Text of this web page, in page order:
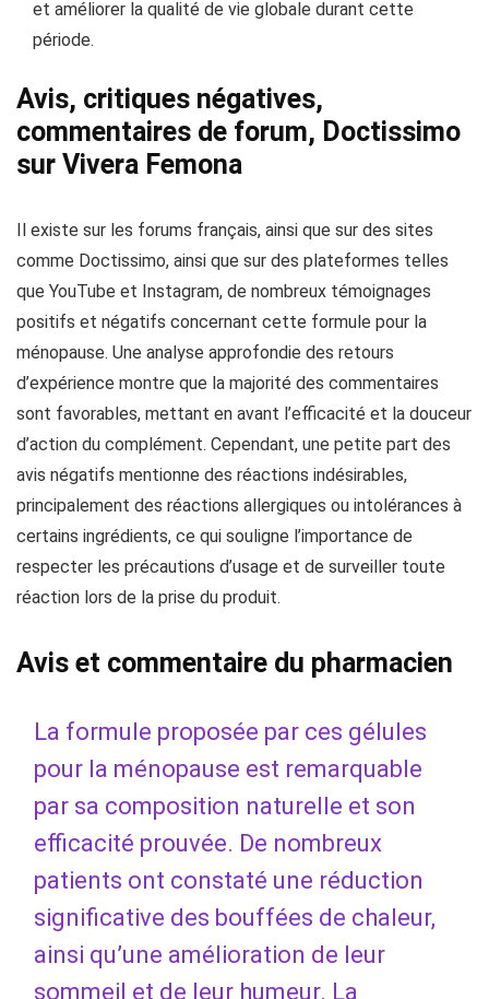
et améliorer la qualité de vie globale durant cette
période.
Avis, critiques négatives,
commentaires de forum, Doctissimo
sur Vivera Femona
Il existe sur les forums français, ainsi que sur des sites
comme Doctissimo, ainsi que sur des plateformes telles
que YouTube et Instagram, de nombreux témoignages
positifs et négatifs concernant cette formule pour la
ménopause. Une analyse approfondie des retours
d’expérience montre que la majorité des commentaires
sont favorables, mettant en avant l’efficacité et la douceur
d’action du complément. Cependant, une petite part des
avis négatifs mentionne des réactions indésirables,
principalement des réactions allergiques ou intolérances à
certains ingrédients, ce qui souligne l’importance de
respecter les précautions d’usage et de surveiller toute
réaction lors de la prise du produit.
Avis et commentaire du pharmacien
La formule proposée par ces gélules
pour la ménopause est remarquable
par sa composition naturelle et son
efficacité prouvée. De nombreux
patients ont constaté une réduction
significative des bouffées de chaleur,
ainsi qu’une amélioration de leur
sommeil et de leur humeur. La